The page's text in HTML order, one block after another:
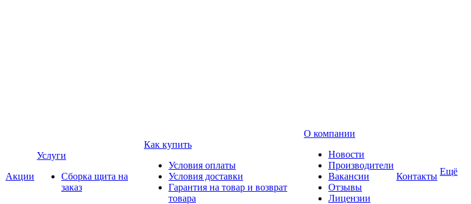
Акции
Услуги
Сборка щита на
заказ
Как купить
Условия оплаты
Условия доставки
Гарантия на товар и возврат
товара
О компании
Новости
Производители
Вакансии
Отзывы
Лицензии
Контакты Ещё